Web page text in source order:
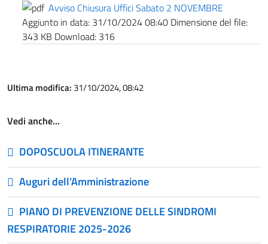
Avviso Chiusura Uffici Sabato 2 NOVEMBRE
Aggiunto in data: 31/10/2024 08:40 Dimensione del file:
343 KB Download: 316
Ultima modifica: 31/10/2024, 08:42
Vedi anche…
DOPOSCUOLA ITINERANTE
Auguri dell’Amministrazione
PIANO DI PREVENZIONE DELLE SINDROMI
RESPIRATORIE 2025-2026